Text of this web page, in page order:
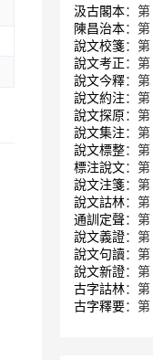
汲古閣本：第
陳昌治本：第
說文校箋：第
說文考正：第
說文今釋：第
說文約注：第
說文探原：第
說文集注：第
說文標整：第
標注說文：第
說文注箋：第
說文詁林：第
通訓定聲：第
說文義證：第
說文句讀：第
說文新證：第
古字詁林：第
古字釋要：第